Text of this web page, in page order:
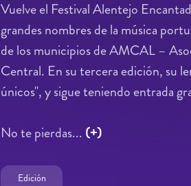
Vuelve el Festival Alentejo
grandes nombres de la música
de los municipios de AMCAL –
Central. En su tercera edición, su
únicos", y sigue teniendo entrada
No te pierdas... (+)
Edición